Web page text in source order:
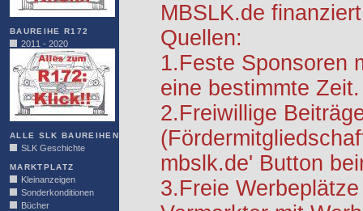
BAUREIHE R172
2011 - 2020
ALLE SLK BAUREIHEN
SLK Geschichte
MARKTPLATZ
Kleinanzeigen
Sonderkonditionen
Bücher
MBSLK.de
Quellen:
1.Feste Sponsoren
eine bestimmte Zeit.
2.Freiwillige
mbslk.de' Button
3.Freie